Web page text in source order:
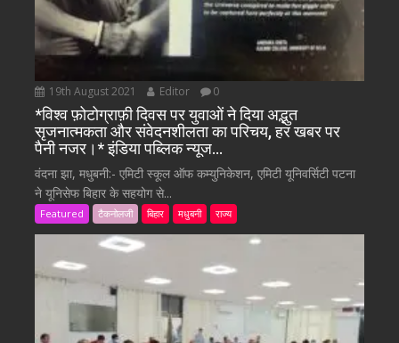
19th August 2021 Editor 0
*विश्व फ़ोटोग्राफ़ी दिवस पर युवाओं ने दिया अद्भुत
सृजनात्मकता और संवेदनशीलता का परिचय, हर खबर पर
पैनी नजर।* इंडिया पब्लिक न्यूज…
वंदना झा, मधुबनी:- एमिटी स्कूल ऑफ कम्युनिकेशन, एमिटी यूनिवर्सिटी पटना
ने यूनिसेफ बिहार के सहयोग से...
Featured टैकनोलजी बिहार मधुबनी राज्य